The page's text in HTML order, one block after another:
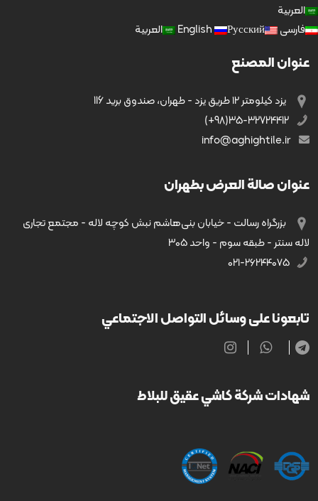
العربية
فارسی
English Русский العربية
عنوان المصنع
يزد کیلومتر ۱۲ طریق يزد - طهران، صندوق بريد 116
عنوان صالة العرض بطهران
بزرگراه رسالت - خیابان بنی‌هاشم نبش کوچه لاله - مجتمع تجاری
لاله سنتر - طبقه سوم - واحد ۳۰۵
۰۲۱-۲۶۲۴۴۰۷۵
تابعونا على وسائل التواصل الاجتماعي
شهادات شركة كاشي عقيق للبلاط